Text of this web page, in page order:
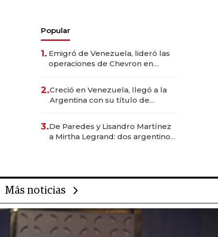
Popular
1. Emigró de Venezuela, lideró las
operaciones de Chevron en
2.Creció en Venezuela, llegó a la
Argentina con su título de
las marcas "fast premium"
3.De Paredes y Lisandro Martínez
a Mirtha Legrand: dos argentinos
Más noticias